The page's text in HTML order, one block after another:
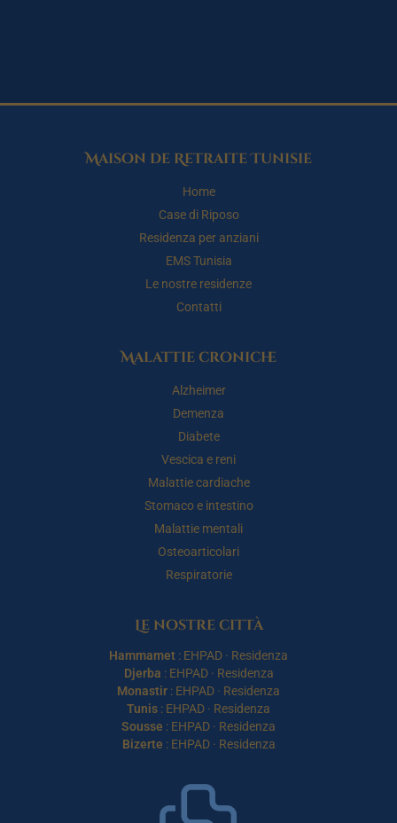
Maison de Retraite Tunisie
Home
Case di Riposo
Residenza per anziani
EMS Tunisia
Le nostre residenze
Contatti
Malattie croniche
Alzheimer
Demenza
Diabete
Vescica e reni
Malattie cardiache
Stomaco e intestino
Malattie mentali
Osteoarticolari
Respiratorie
Le nostre città
Hammamet : EHPAD · Residenza
Djerba : EHPAD· Residenza
Monastir : EHPAD · Residenza
Tunis : EHPAD · Residenza
Sousse : EHPAD · Residenza
Bizerte : EHPAD· Residenza